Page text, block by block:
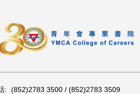
:
(852)2783 3500 / (852)2783 3509